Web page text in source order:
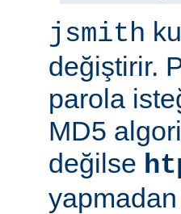
jsmith
değiştirir.
parola
MD5
değilse